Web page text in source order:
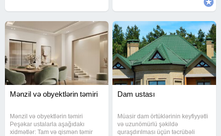
Mənzil və obyektlərin təmiri
Mənzil və obyektlərin təmiri
Peşəkar ustalarla aşağıdakı
xidmətlər: Tam və qismən təmir
Dam ustası
Müasir dam örtüklərinin keyfiyyətli
və uzunömürlü şəkildə
quraşdırılması üçün təcrübəli